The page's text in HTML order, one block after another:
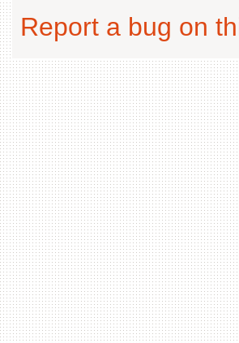
Report a bug on